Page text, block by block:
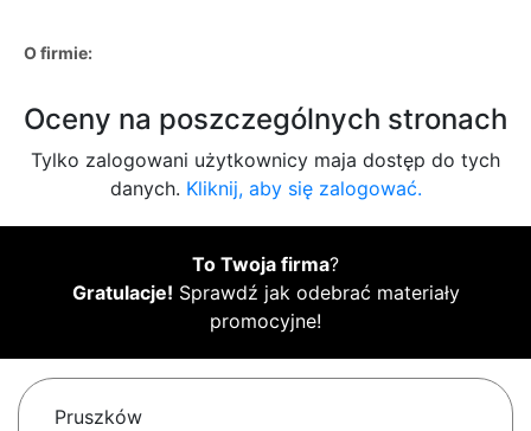
O firmie:
Oceny na poszczególnych stronach
Tylko zalogowani użytkownicy maja dostęp do tych
danych. Kliknij, aby się zalogować.
To Twoja firma?
Gratulacje! Sprawdź jak odebrać materiały
promocyjne!
Pruszków